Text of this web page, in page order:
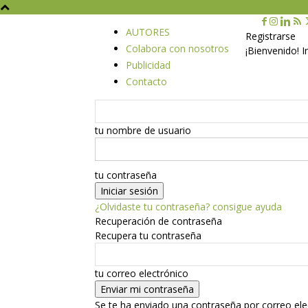
AUTORES
Colabora con nosotros
Publicidad
Contacto
Registrarse
¡Bienvenido!
tu nombre de usuario
tu contraseña
¿Olvidaste tu contraseña? consigue ayuda
Recuperación de contraseña
Recupera tu contraseña
tu correo electrónico
Se te ha enviado una contraseña por correo